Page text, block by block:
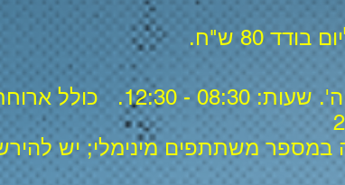
ארוחת בוקר קלה.
במספר משתתפים מינימלי; יש